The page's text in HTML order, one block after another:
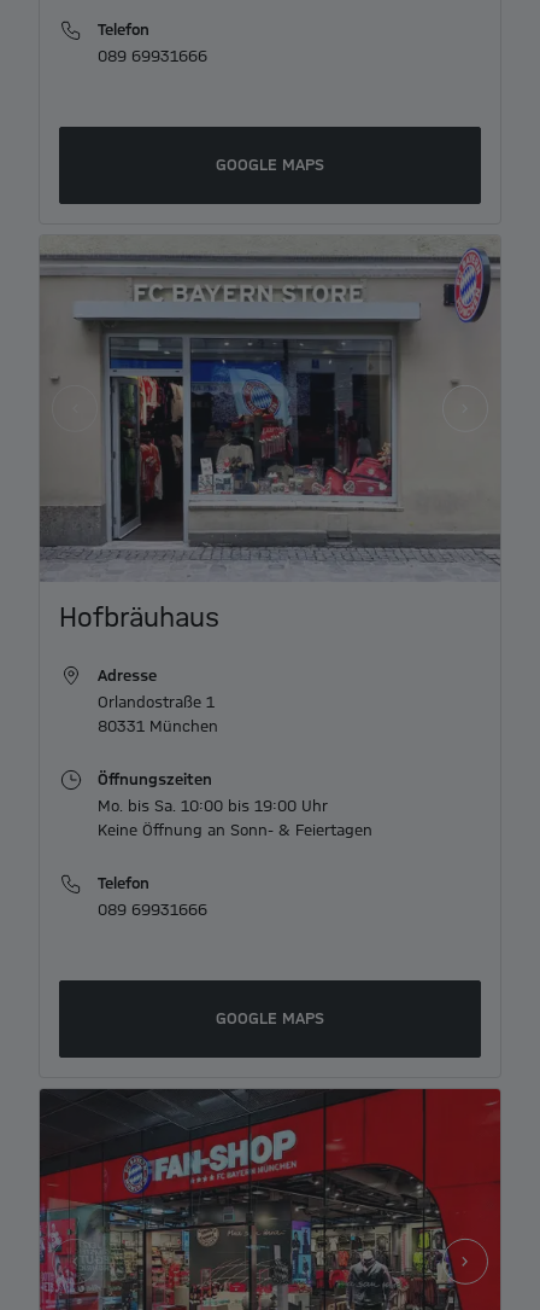
Telefon
089 69931666
GOOGLE MAPS
Hofbräuhaus
Adresse
Orlandostraße 1
80331 München
Öffnungszeiten
Mo. bis Sa. 10:00 bis 19:00 Uhr
Keine Öffnung an Sonn- & Feiertagen
Telefon
089 69931666
GOOGLE MAPS